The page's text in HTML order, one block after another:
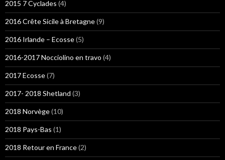
2015 7 Cyclades (4)
2016 Crête Sicile à Bretagne(9)
2016 Irlande – Ecosse(5)
2016-2017 Nocciolino en travo (4)
2017 Ecosse(7)
2017- 2018 Shetland (3)
2018 Norvège(10)
2018 Pays-Bas (1)
2018 Retour en France(2)